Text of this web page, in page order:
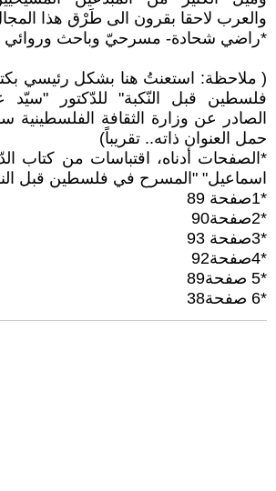
والعرب لاحقا بقرون الى طَرْق هذا
*راضي شحادة- مسرحيّ وباحث وروائي
( ملاحظة: استعنتُ هنا بشكل رئيسي
فلسطين قبل النّكبة" للدّكتور "سيّد
حمل العنوان ذاته.. تقريباً)
*الصفحات أدناه، اقتباسات من كتاب
اسماعيل" "المسرح في فلسطين قبل
*1صفحة 89
*2صفحة90
*3صفحة 93
*4صفحة92
*5 صفحة89
*6 صفحة38